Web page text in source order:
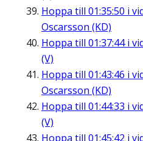
Hoppa till 01:35:50 i
Oscarsson (KD)
Hoppa till 01:37:44i
(V)
Hoppa till 01:43:46 i
Oscarsson (KD)
Hoppa till 01:44:33 i
(V)
Hoppa till 01:45:42 i